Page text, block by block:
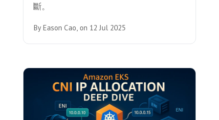
斷。
By Eason Cao, on 12 Jul 2025